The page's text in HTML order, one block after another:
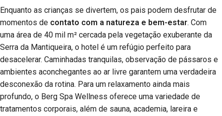
Enquanto as crianças se divertem, os pais podem desfrutar de
momentos de contato com a natureza e bem-estar. Com
uma área de 40 mil m² cercada pela vegetação exuberante da
Serra da Mantiqueira, o hotel é um refúgio perfeito para
desacelerar. Caminhadas tranquilas, observação de pássaros e
ambientes aconchegantes ao ar livre garantem uma verdadeira
desconexão da rotina. Para um relaxamento ainda mais
profundo, o Berg Spa Wellness oferece uma variedade de
tratamentos corporais, além de sauna, academia, lareira e